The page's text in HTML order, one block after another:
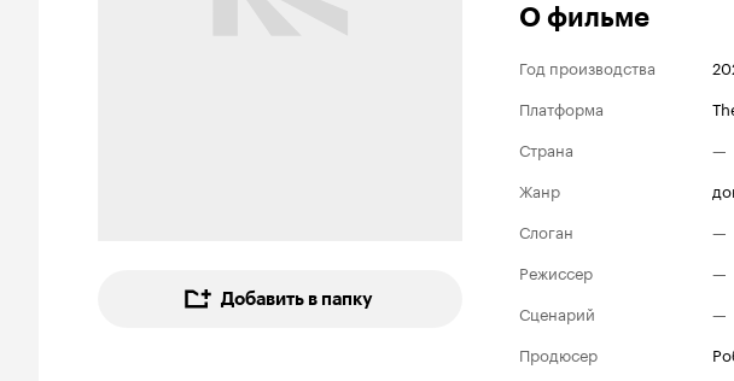
Добавить в папку
О фильме
Год производства
Платформа
Страна
—
Жанр
Слоган
—
Режиссер
—
Сценарий
—
Продюсер